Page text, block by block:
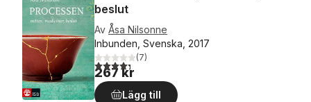
beslut
Av Åsa Nilsonne
Inbunden, Svenska, 2017
4,3utav 5 stjärnor. Totalt antal röster:
(7)
267 kr
Lägg till